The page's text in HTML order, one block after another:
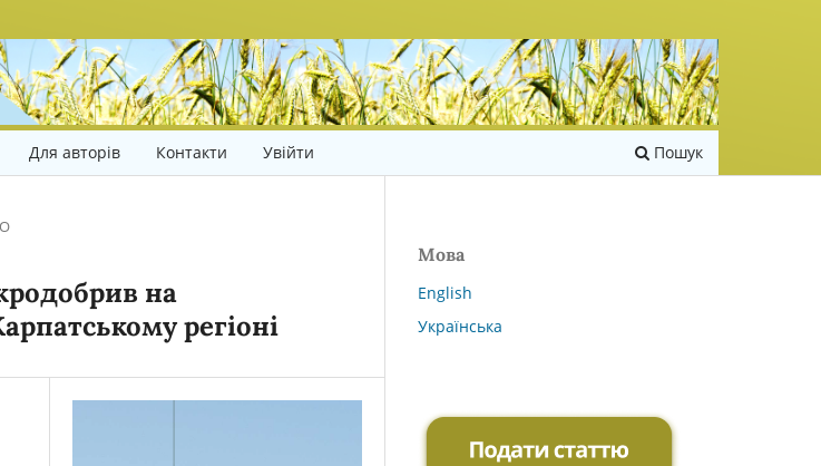
Для авторів Контакти Увійти Пошук
на
регіоні
Мова
English
Українська